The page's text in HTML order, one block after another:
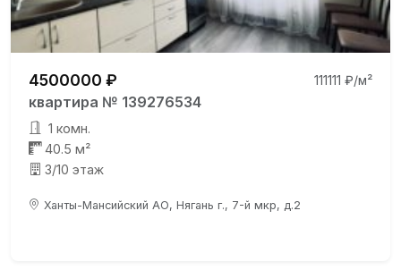
4500000 ₽ 111111 ₽/м²
квартира № 139276534
1 комн.
40.5 м²
3/10 этаж
Ханты-Мансийский АО, Нягань г., 7-й мкр, д.2